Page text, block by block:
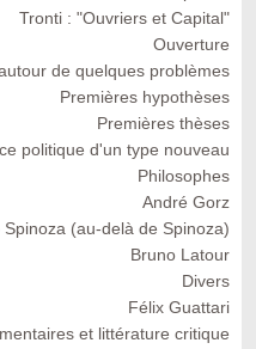
Tronti : "Ouvriers et Capital"
Ouverture
de quelques problèmes
Premières hypothèses
Premières thèses
politique d'un type nouveau
Philosophes
André Gorz
Spinoza (au-delà de Spinoza)
Bruno Latour
Divers
Félix Guattari
et littérature critique